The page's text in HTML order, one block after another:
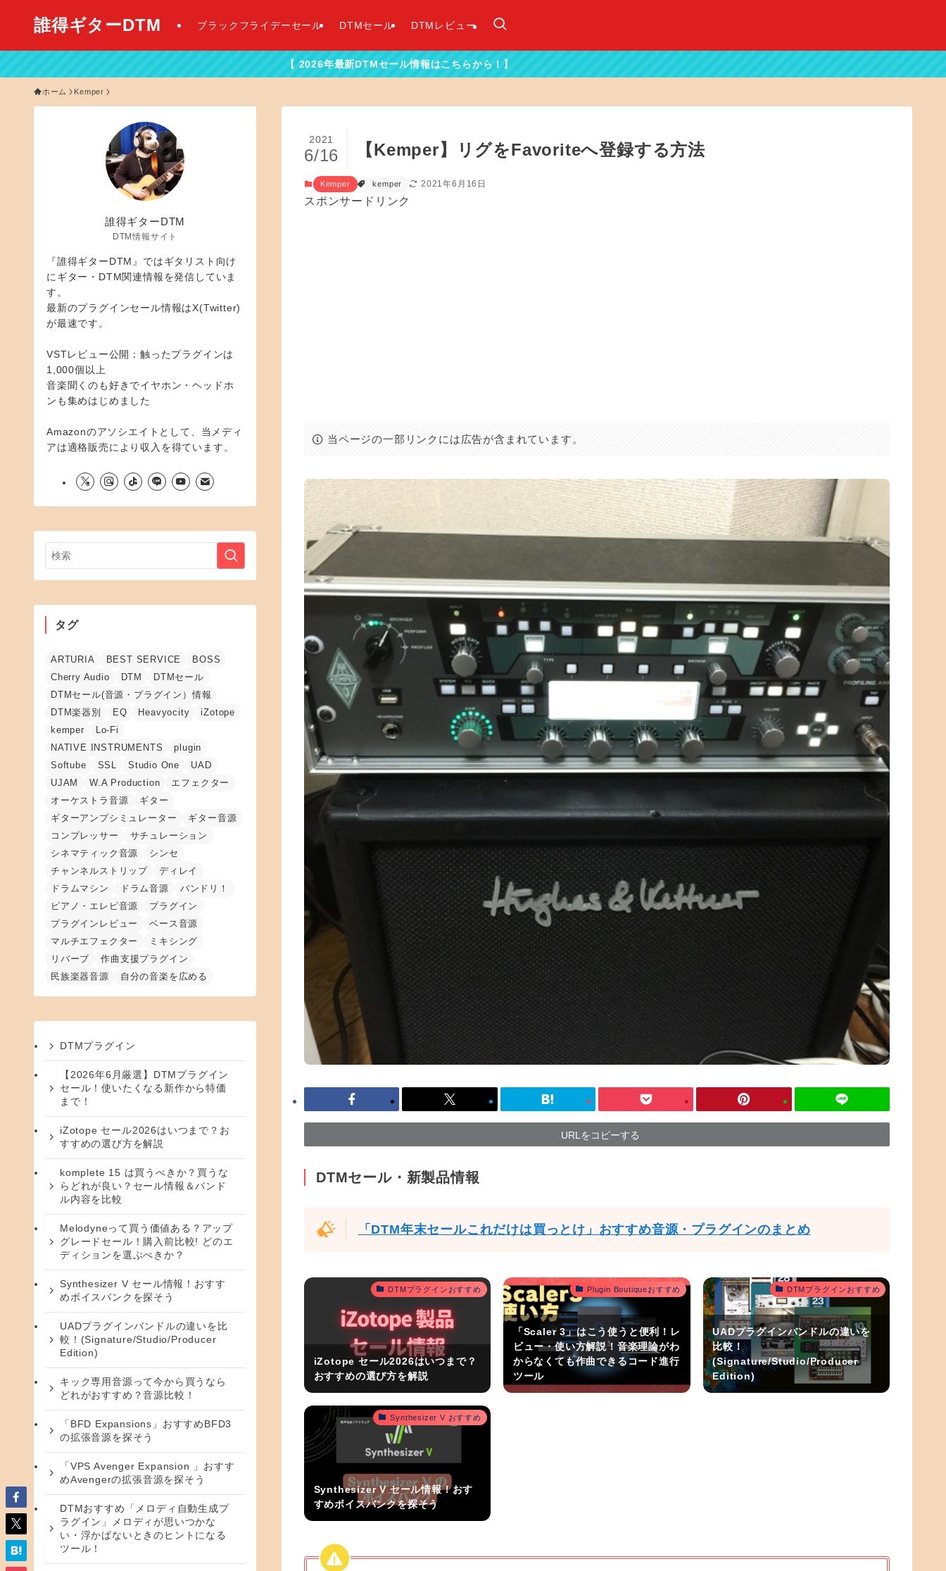
誰得ギターDTM ブラックフライデーセール DTMセール DTMレビュー
【 2026年最新DTMセール情報はこちらから！】
ホーム Kemper
【Kemper】リグをFavoriteへ登録する方法
2021
6/16
Kemper kemper 2021年6月16日
スポンサードリンク
当ページの一部リンクには広告が含まれています。
URLをコピーする
DTMセール・新製品情報
「DTM年末セールこれだけは買っとけ」おすすめ音源・プラグインのまとめ
DTMプラグインおすすめ
iZotope セール2026はいつまで？
おすすめの選び方を解説
Plugin Boutiqueおすすめ
「Scaler 3」はこう使うと便利！レ
ビュー・使い方解説！音楽理論がわ
からなくても作曲できるコード進行
ツール
DTMプラグインおすすめ
UADプラグインバンドルの違いを
比較！
(Signature/Studio/Producer
Edition)
Synthesizer V おすすめ
Synthesizer V セール情報！おす
すめボイスバンクを探そう
誰得ギターDTM
DTM情報サイト
『誰得ギターDTM』ではギタリスト向け
にギター・DTM関連情報を発信していま
す。
最新のプラグインセール情報はX(Twitter)
が最速です。
VSTレビュー公開：触ったプラグインは
1,000個以上
音楽聞くのも好きでイヤホン・ヘッドホ
ンも集めはじめました
Amazonのアソシエイトとして、当メディ
アは適格販売により収入を得ています。
タグ
ARTURIA BEST SERVICE
BOSS
Cherry Audio
DTM
DTMセール
DTMセール(音源・プラグイン）情報
DTM楽器別
EQ Heavyocity
iZotope
kemper
Lo-Fi
NATIVE INSTRUMENTS
plugin
Softube
SSL Studio One
UAD
UJAM
W.A Production
エフェクター
オーケストラ音源
ギター
ギターアンプシミュレーター
ギター音源
コンプレッサー
サチュレーション
シネマティック音源
シンセ
チャンネルストリップ
ディレイ
ドラムマシン
ドラム音源
バンドリ！
ピアノ・エレピ音源
プラグイン
プラグインレビュー
ベース音源
マルチエフェクター
ミキシング
リバーブ
作曲支援プラグイン
民族楽器音源
自分の音楽を広める
DTMプラグイン
【2026年6月厳選】DTMプラグイン
セール！使いたくなる新作から特価
まで！
iZotope セール2026はいつまで？お
すすめの選び方を解説
komplete 15 は買うべきか？買うな
らどれが良い？セール情報＆バンド
ル内容を比較
Melodyneって買う価値ある？アップ
グレードセール！購入前比較! どのエ
ディションを選ぶべきか？
Synthesizer V セール情報！おすす
めボイスバンクを探そう
UADプラグインバンドルの違いを比
較！(Signature/Studio/Producer
Edition)
キック専用音源って今から買うなら
どれがおすすめ？音源比較！
「BFD Expansions」おすすめBFD3
の拡張音源を探そう
「VPS Avenger Expansion 」おすす
めAvengerの拡張音源を探そう
DTMおすすめ「メロディ自動生成プ
ラグイン」メロディが思いつかな
い・浮かばないときのヒントになる
ツール！